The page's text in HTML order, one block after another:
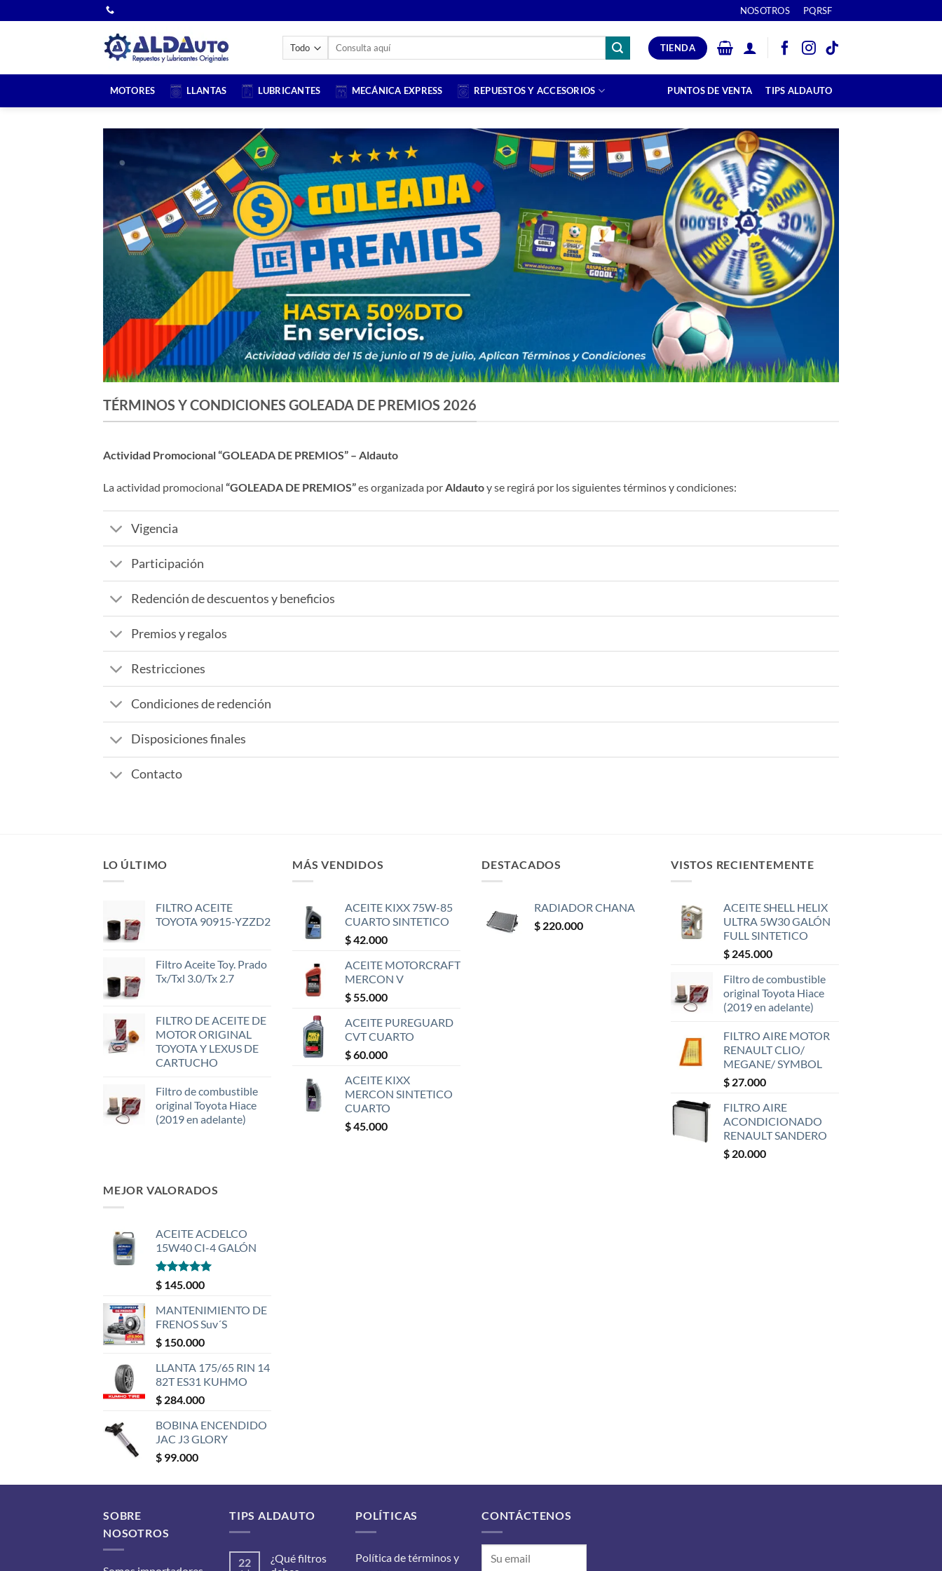
al
NOSOTROS PQRSF
Buscar
TIENDA
MOTORES LLANTAS LUBRICANTES MECÁNICA EXPRESS REPUESTOS Y ACCESORIOS PUNTOS DE VENTA TIPS ALDAUTO
TÉRMINOS Y CONDICIONES GOLEADA DE PREMIOS 2026
Actividad Promocional “GOLEADA DE PREMIOS” – Aldauto
La actividad promocional “GOLEADA DE PREMIOS”es organizada porAldautoy se regirá por los siguientes términos y condiciones:
Vigencia
Participación
Redención de descuentos y beneficios
Premios y regalos
Restricciones
Condiciones de redención
Disposiciones finales
Contacto
LO ÚLTIMO
FILTRO ACEITE
TOYOTA 90915-YZZD2
Filtro Aceite Toy. Prado
Tx/Txl 3.0/Tx 2.7
FILTRO DE ACEITE DE
MOTOR ORIGINAL
TOYOTA Y LEXUS DE
CARTUCHO
Filtro de combustible
original Toyota Hiace
(2019 en adelante)
MÁS VENDIDOS
ACEITE KIXX 75W-85
CUARTO SINTETICO
$42.000
ACEITE MOTORCRAFT
MERCON V
$55.000
ACEITE PUREGUARD
CVT CUARTO
$60.000
ACEITE KIXX
MERCON SINTETICO
CUARTO
$45.000
DESTACADOS
RADIADOR CHANA
$ 220.000
VISTOS RECIENTEMENTE
ACEITE SHELL HELIX
ULTRA 5W30 GALÓN
FULL SINTETICO
$ 245.000
Filtro de combustible
original Toyota Hiace
(2019 en adelante)
FILTRO AIRE MOTOR
RENAULT CLIO/
MEGANE/ SYMBOL
$ 27.000
FILTRO AIRE
ACONDICIONADO
RENAULT SANDERO
$ 20.000
MEJOR VALORADOS
ACEITE ACDELCO
15W40 CI-4 GALÓN
Valorado
con
$ 145.000
MANTENIMIENTO DE
FRENOS Suv´S
$ 150.000
LLANTA 175/65 RIN 14
82T ES31 KUHMO
$ 284.000
BOBINA ENCENDIDO
JAC J3 GLORY
$ 99.000
SOBRE
NOSOTROS
TIPS ALDAUTO
22
¿Qué filtros
POLÍTICAS
Política de términos y
CONTÁCTENOS